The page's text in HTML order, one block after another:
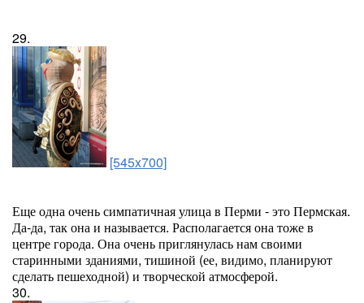
29.
[545x700]
Еще одна очень симпатичная улица в Перми - это Пермская.
Да-да, так она и называется. Располагается она тоже в
центре города. Она очень приглянулась нам своими
старинными зданиями, тишиной (ее, видимо, планируют
сделать пешеходной) и творческой атмосферой.
30.